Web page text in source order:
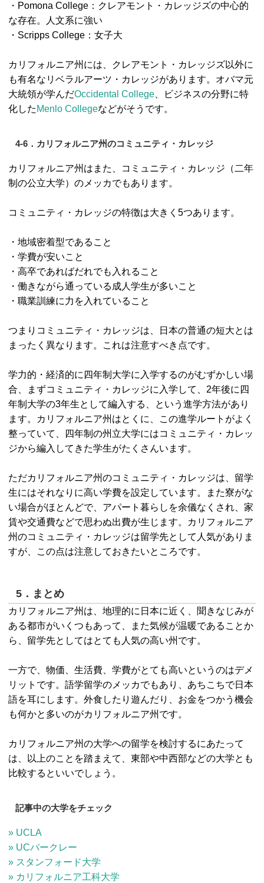
・Pomona College：クレアモント・カレッジズの中心的
な存在。人文系に強い
・Scripps College：女子大
カリフォルニア州には、クレアモント・カレッジズ以外に
も有名なリベラルアーツ・カレッジがあります。オバマ元
大統領が学んだOccidental College 、ビジネスの分野に特
化した Menlo Collegeなどがそうです。
4-6．カリフォルニア州のコミュニティ・カレッジ
カリフォルニア州はまた、コミュニティ・カレッジ（二年
制の公立大学）のメッカでもあります。
コミュニティ・カレッジの特徴は大きく5つあります。
・地域密着型であること
・学費が安いこと
・高卒であればだれでも入れること
・働きながら通っている成人学生が多いこと
・職業訓練に力を入れていること
つまりコミュニティ・カレッジは、日本の普通の短大とは
まったく異なります。これは注意すべき点です。
学力的・経済的に四年制大学に入学するのがむずかしい場
合、まずコミュニティ・カレッジに入学して、2年後に四
年制大学の3年生として編入する、という進学方法があり
ます。カリフォルニア州はとくに、この進学ルートがよく
整っていて、四年制の州立大学にはコミュニティ・カレッ
ジから編入してきた学生がたくさんいます。
ただカリフォルニア州のコミュニティ・カレッジは、留学
生にはそれなりに高い学費を設定しています。また寮がな
い場合がほとんどで、アパート暮らしを余儀なくされ、家
賃や交通費などで思わぬ出費が生じます。カリフォルニア
州のコミュニティ・カレッジは留学先として人気がありま
すが、この点は注意しておきたいところです。
5．まとめ
カリフォルニア州は、地理的に日本に近く、聞きなじみが
ある都市がいくつもあって、また気候が温暖であることか
ら、留学先としてはとても人気の高い州です。
一方で、物価、生活費、学費がとても高いというのはデメ
リットです。語学留学のメッカでもあり、あちこちで日本
語を耳にします。外食したり遊んだり、お金をつかう機会
も何かと多いのがカリフォルニア州です。
カリフォルニア州の大学への留学を検討するにあたって
は、以上のことを踏まえて、東部や中西部などの大学とも
比較するといいでしょう。
記事中の大学をチェック
» UCLA
» UCバークレー
» スタンフォード大学
» カリフォルニア工科大学